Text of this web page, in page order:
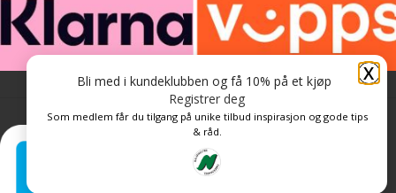
X
Bli med i kundeklubben og få 10% på et kjøp
Registrer deg
Som medlem får du tilgang på unike tilbud inspirasjon og gode tips
& råd.